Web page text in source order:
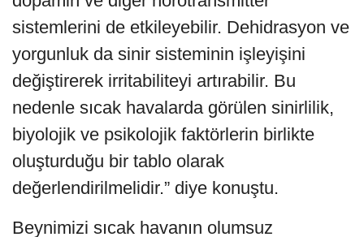
sistemlerini de etkileyebilir. Dehidrasyon ve
yorgunluk da sinir sisteminin işleyişini
değiştirerek irritabiliteyi artırabilir. Bu
nedenle sıcak havalarda görülen sinirlilik,
biyolojik ve psikolojik faktörlerin birlikte
oluşturduğu bir tablo olarak
değerlendirilmelidir.” diye konuştu.
Beynimizi sıcak havanın olumsuz